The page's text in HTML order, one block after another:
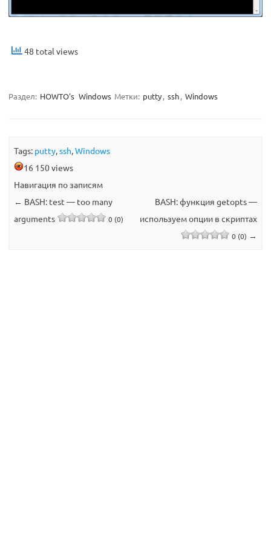
48 total views
Раздел: HOWTO's Windows Метки: putty, ssh, Windows
Tags: putty,ssh,Windows
16 150 views
Навигация по записям
← BASH: test — too many
arguments
0 (0)
BASH: функция getopts —
используем опции в скриптах
0 (0) →